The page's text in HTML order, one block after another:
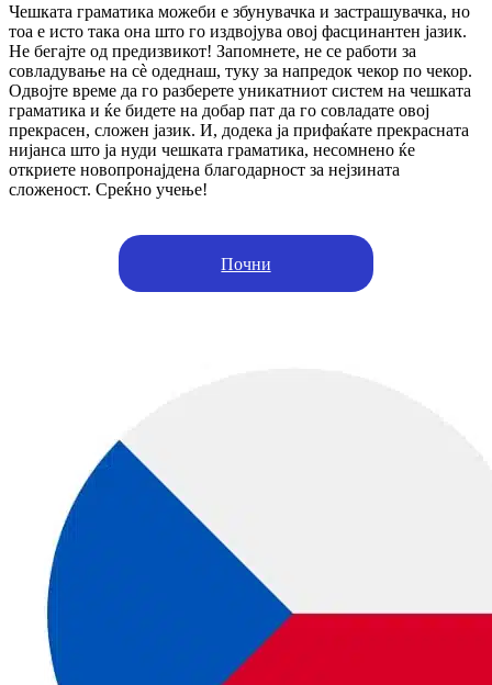
Чешката граматика можеби е збунувачка и застрашувачка, но
тоа е исто така она што го издвојува овој фасцинантен јазик.
Не бегајте од предизвикот! Запомнете, не се работи за
совладување на сè одеднаш, туку за напредок чекор по чекор.
Одвојте време да го разберете уникатниот систем на чешката
граматика и ќе бидете на добар пат да го совладате овој
прекрасен, сложен јазик. И, додека ја прифаќате прекрасната
нијанса што ја нуди чешката граматика, несомнено ќе
откриете новопронајдена благодарност за нејзината
сложеност. Среќно учење!
Почни